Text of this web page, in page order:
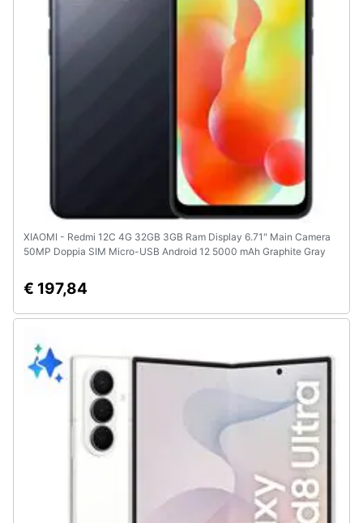
XIAOMI - Redmi 12C 4G 32GB 3GB Ram Display 6.71" Main Camera
50MP Doppia SIM Micro-USB Android 12 5000 mAh Graphite Gray
€ 197,84